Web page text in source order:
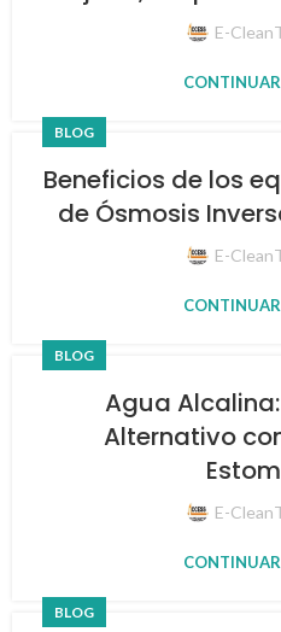
E-
BLOG
Beneficios de los
de Ósmosis
E-
BLOG
Agua
Alternativo
E-
BLOG